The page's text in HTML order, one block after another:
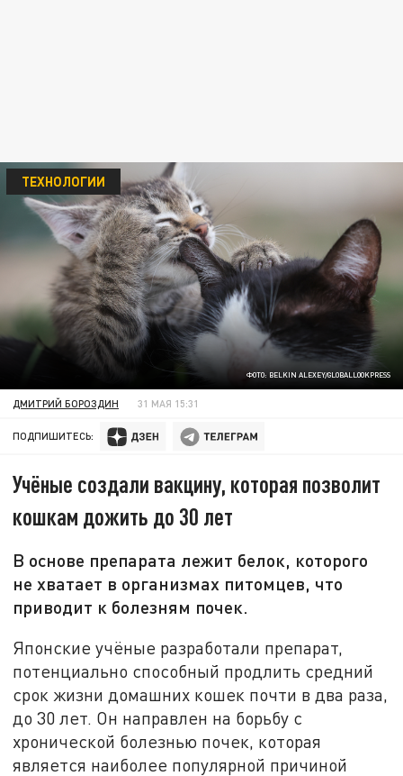
ФОТО: BELKIN ALEXEY/GLOBALLOOKPRESS
ТЕХНОЛОГИИ
ДМИТРИЙ БОРОЗДИН 31 МАЯ 15:31
ПОДПИШИТЕСЬ:
Учёные создали вакцину, которая позволит
кошкам дожить до 30 лет
В основе препарата лежит белок, которого
не хватает в организмах питомцев, что
приводит к болезням почек.
Японские учёные разработали препарат,
потенциально способный продлить средний
срок жизни домашних кошек почти в два раза,
до 30 лет. Он направлен на борьбу с
хронической болезнью почек, которая
является наиболее популярной причиной